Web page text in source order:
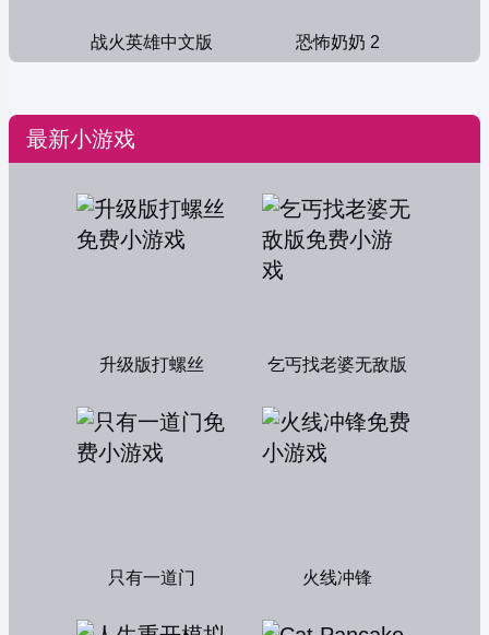
战火英雄中文版 恐怖奶奶 2
最新小游戏
升级版打螺丝 乞丐找老婆无敌版
只有一道门 火线冲锋